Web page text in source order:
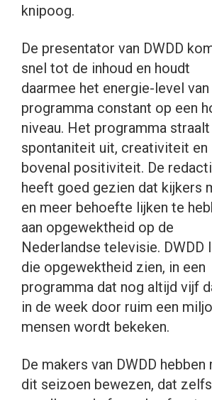
knipoog.
De presentator van DWDD
snel tot de inhoud en houdt
daarmee het energie-level
programma constant op een
niveau. Het programma straalt
spontaniteit uit, creativiteit en
bovenal positiviteit. De
heeft goed gezien dat kijkers
en meer behoefte lijken te
aan opgewektheid op de
Nederlandse televisie. DWDD
die opgewektheid zien, in een
programma dat nog altijd vijf
in de week door ruim een
mensen wordt bekeken.
De makers van DWDD hebben
dit seizoen bewezen, dat